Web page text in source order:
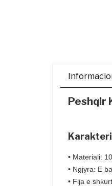
Peshqir
• Materiali:
• Ngjyra: E
• Fija e